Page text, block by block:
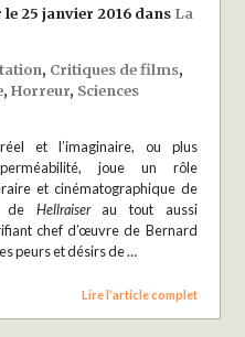
25 janvier 2016 dans La
, Critiques de films,
,Horreur, Sciences
et l’imaginaire, ou plus
joue un rôle
et cinématographique de
de Hellraiserau tout aussi
chef d’œuvre de Bernard
peurs et désirs de …
Lire l’article complet